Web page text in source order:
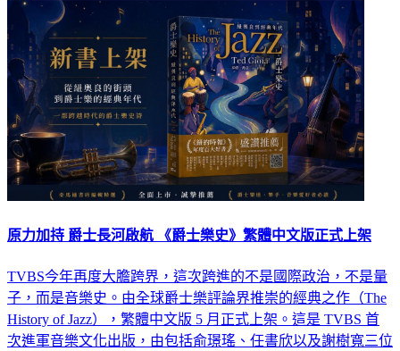
原力加持 爵士長河啟航 《爵士樂史》繁體中文版正式上架
TVBS今年再度大膽跨界，這次跨進的不是國際政治，不是量
子，而是音樂史。由全球爵士樂評論界推崇的經典之作（The
History of Jazz），繁體中文版 5 月正式上架。這是 TVBS 首
次進軍音樂文化出版，由包括俞璟瑤、任書欣以及謝樹寬三位